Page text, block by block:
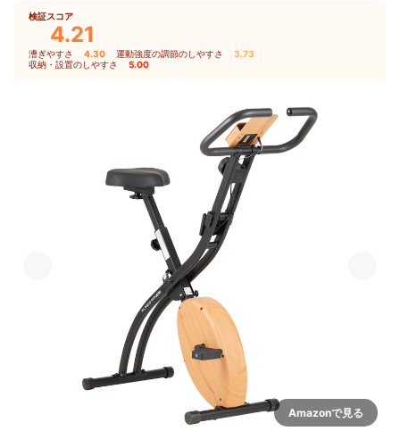
検証スコア
4.21
漕ぎやすさ 4.30 運動強度の調節のしやすさ 3.73
収納・設置のしやすさ 5.00
Amazonで見る